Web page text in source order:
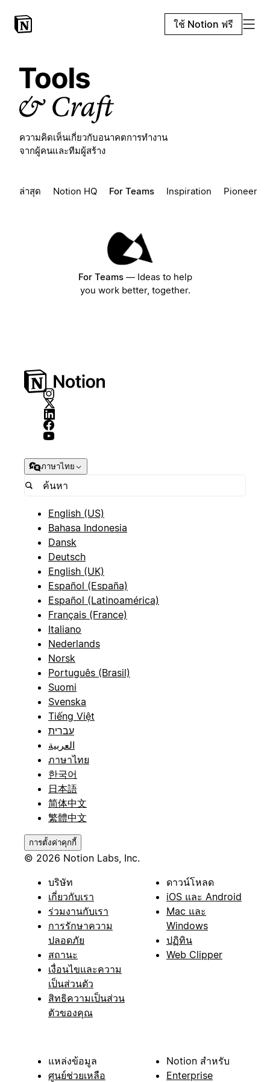
ใช้ Notion ฟรี
ความคิดเห็นเกี่ยวกับอนาคตการทำงาน
จากผู้คนและทีมผู้สร้าง
ล่าสุด Notion HQ For Teams Inspiration Pioneers
For Teams— Ideas to help
you work better, together.
ภาษาไทย
English (US)
Bahasa Indonesia
Dansk
Deutsch
English (UK)
Español (España)
Español (Latinoamérica)
Français (France)
Italiano
Nederlands
Norsk
Português (Brasil)
Suomi
Svenska
Tiếng Việt
עברית
العربية
ภาษาไทย
한국어
日本語
简体中文
繁體中文
การตั้งค่าคุกกี้
© 2026 Notion Labs, Inc.
บริษัท
เกี่ยวกับเรา
ร่วมงานกับเรา
การรักษาความ
ปลอดภัย
สถานะ
เงื่อนไขและความ
เป็นส่วนตัว
สิทธิความเป็นส่วน
ตัวของคุณ
ดาวน์โหลด
iOS และ Android
Mac และ
Windows
ปฏิทิน
Web Clipper
แหล่งข้อมูล
ศูนย์ช่วยเหลือ
Notion สำหรับ
Enterprise